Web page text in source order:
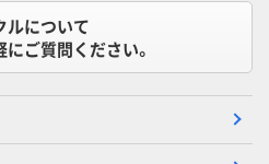
ルについて
にご質問ください。